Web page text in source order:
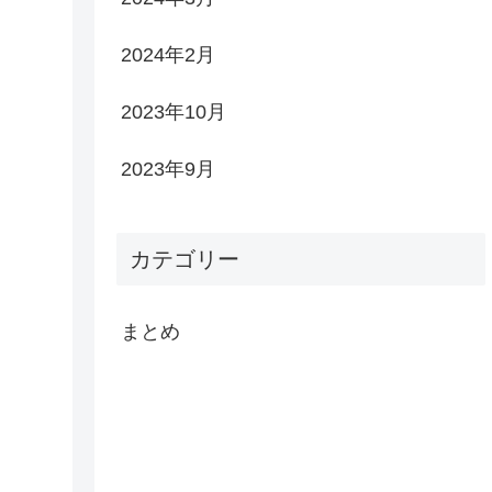
2024年2月
2023年10月
2023年9月
カテゴリー
まとめ